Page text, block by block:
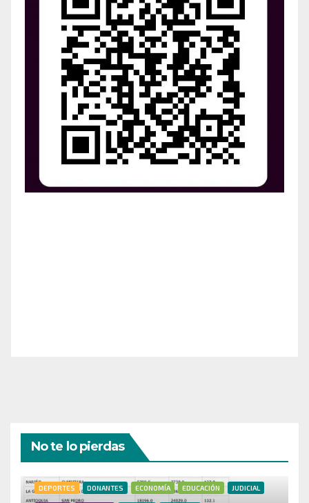
No te lo pierdas
DEPORTES DONANTES ECONOMÍA EDUCACIÓN JUDICIAL